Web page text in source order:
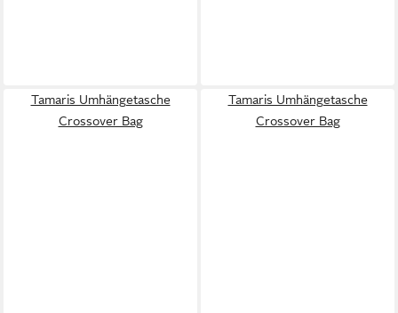
Tamaris Umhängetasche
Crossover Bag
Tamaris Umhängetasche
Crossover Bag